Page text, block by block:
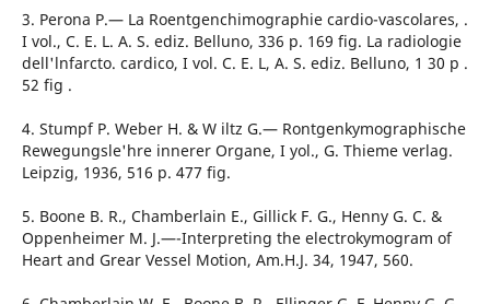
3. Perona P.— La Roentgenchimographie cardio-vascolares, .
I vol., C. E. L. A. S. ediz. Belluno, 336 p. 169 fig. La radiologie
dell'lnfarcto. cardico, I vol. C. E. L, A. S. ediz. Belluno, 1 30 p .
52 fig .
4. Stumpf P. Weber H. & W iltz G.— Rontgenkymographische
Rewegungsle'hre innerer Organe, I yol., G. Thieme verlag.
Leipzig, 1936, 516 p. 477 fig.
5. Boone B. R., Chamberlain E., Gillick F. G., Henny G. C. &
Oppenheimer M. J.—-Interpreting the electrokymogram of
Heart and Grear Vessel Motion, Am.H.J. 34, 1947, 560.